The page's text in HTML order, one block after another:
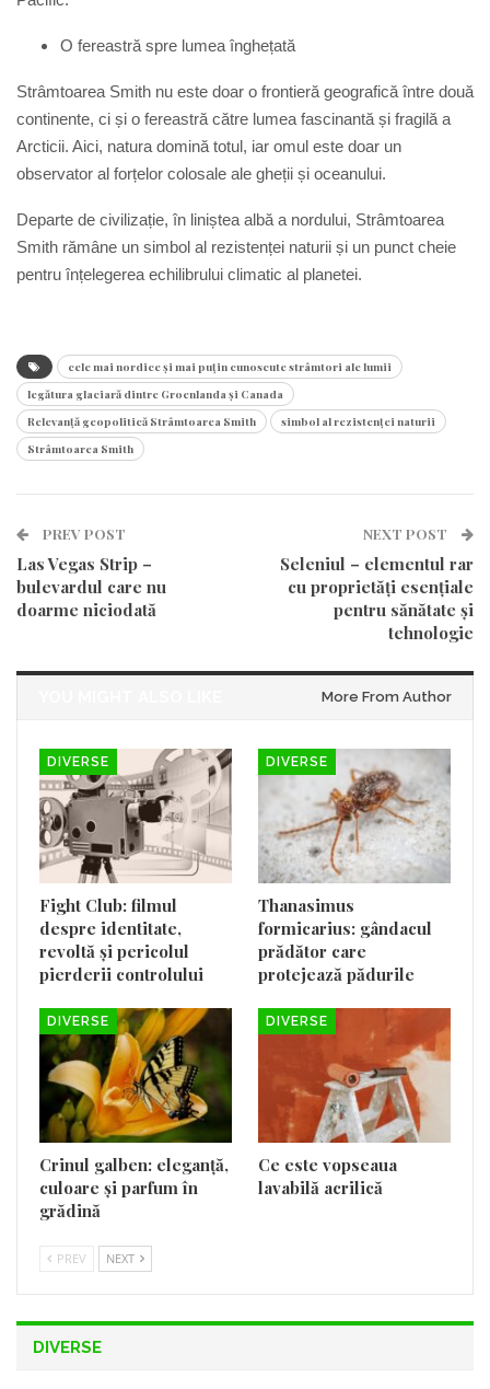
O fereastră spre lumea înghețată
Strâmtoarea Smith nu este doar o frontieră geografică între două
continente, ci și o fereastră către lumea fascinantă și fragilă a
Arcticii. Aici, natura domină totul, iar omul este doar un
observator al forțelor colosale ale gheții și oceanului.
Departe de civilizație, în liniștea albă a nordului, Strâmtoarea
Smith rămâne un simbol al rezistenței naturii și un punct cheie
pentru înțelegerea echilibrului climatic al planetei.
cele mai nordice și mai puțin cunoscute strâmtori ale lumii
legătura glaciară dintre Groenlanda și Canada
Relevanță geopolitică Strâmtoarea Smith
simbol al rezistenței naturii
Strâmtoarea Smith
PREV POST
Las Vegas Strip –
bulevardul care nu
doarme niciodată
NEXT POST
Seleniul – elementul rar
cu proprietăți esențiale
pentru sănătate și
tehnologie
More From Author
DIVERSE
Fight Club: filmul
despre identitate,
revoltă și pericolul
pierderii controlului
DIVERSE
Thanasimus
formicarius: gândacul
prădător care
protejează pădurile
DIVERSE
Crinul galben: eleganță,
culoare și parfum în
grădină
DIVERSE
Ce este vopseaua
lavabilă acrilică
PREV NEXT
DIVERSE